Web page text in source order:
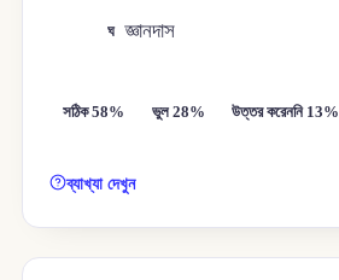
ঘ জ্ঞানদাস
সঠিক 58% ভুল 28% উত্তর করেননি 13%
ব্যাখ্যা দেখুন